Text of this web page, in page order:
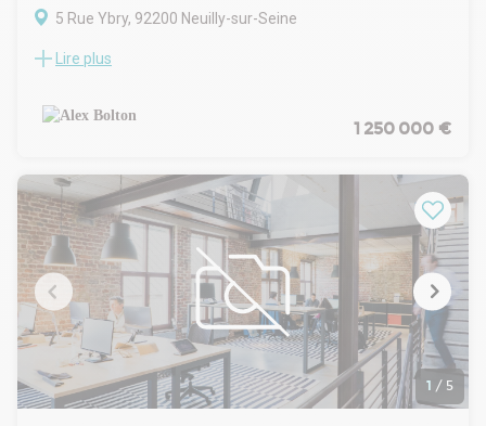
5 Rue Ybry, 92200 Neuilly-sur-Seine
A proximité immédiate du Pont de Neuilly, Alex Bolton vous
rez-de-chaussée. Idéal professions médicales. La surface
dispose de la commercialité.
Lire plus
1 250 000 €
1 / 5